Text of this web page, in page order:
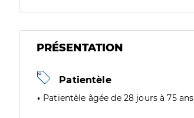
PRÉSENTATION
Patientèle
Patientèle âgée de 28 jours à 75